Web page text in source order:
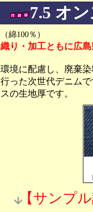
7.5 オ
（綿100％）
織り・加工ともに広
環境に配慮し、廃棄
行った次世代デニム
スの生地厚です。
【サンプ